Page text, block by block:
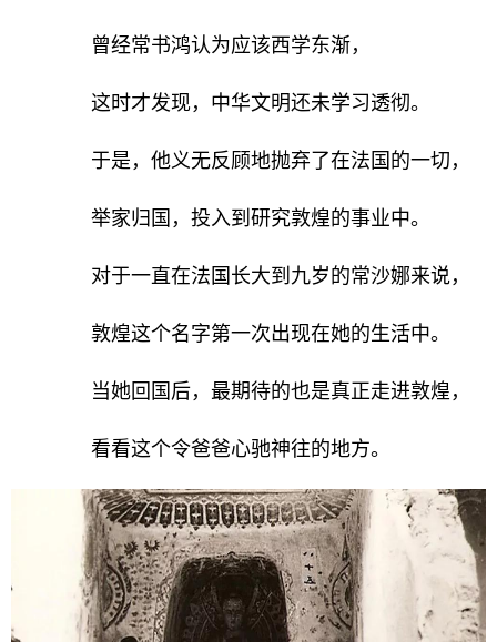
曾经常书鸿认为应该西学东渐，
这时才发现，中华文明还未学习透彻。
于是，他义无反顾地抛弃了在法国的一切，
举家归国，投入到研究敦煌的事业中。
对于一直在法国长大到九岁的常沙娜来说，
敦煌这个名字第一次出现在她的生活中。
当她回国后，最期待的也是真正走进敦煌，
看看这个令爸爸心驰神往的地方。